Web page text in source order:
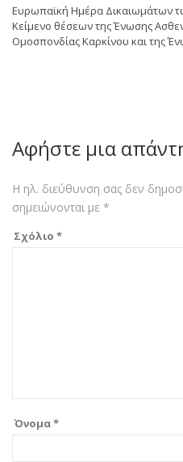
Ευρωπαϊκή Ημέρα Δικαιωμάτων
Κείμενο θέσεων της Ένωσης
Ομοσπονδίας Καρκίνου και της
Αφήστε μια
Η ηλ. διεύθυνση σας δεν
σημειώνονται με *
Σχόλιο *
Όνομα*